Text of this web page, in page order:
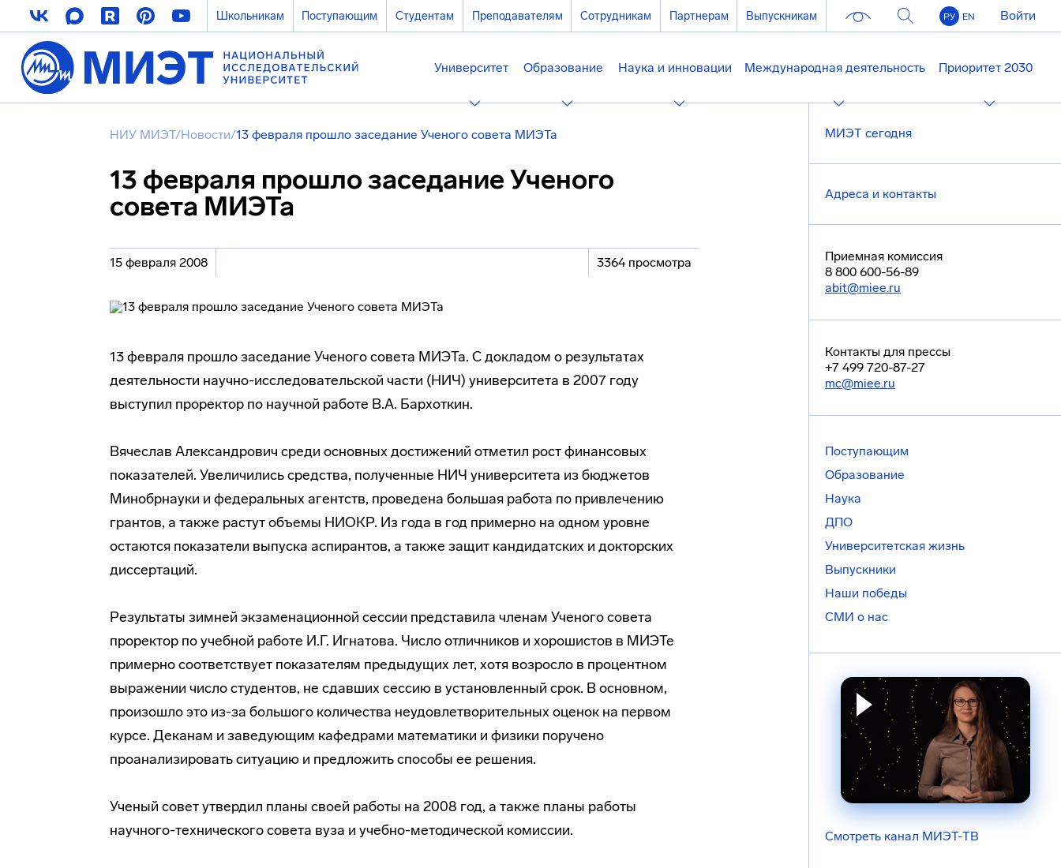
Школьникам Поступающим Студентам Преподавателям Сотрудникам Партнерам Выпускникам РУ EN Войти
Университет Образование Наука и инновации Международная деятельность Приоритет 2030
НИУ МИЭТ/Новости/13 февраля прошло заседание Ученого совета МИЭТа
13 февраля прошло заседание Ученого
совета МИЭТа
15 февраля 2008 3364 просмотра
13 февраля прошло заседание Ученого совета МИЭТа. С докладом о результатах
деятельности научно-исследовательской части (НИЧ) университета в 2007 году
выступил проректор по научной работе В.А. Бархоткин.
Вячеслав Александрович среди основных достижений отметил рост финансовых
показателей. Увеличились средства, полученные НИЧ университета из бюджетов
Минобрнауки и федеральных агентств, проведена большая работа по привлечению
грантов, а также растут объемы НИОКР. Из года в год примерно на одном уровне
остаются показатели выпуска аспирантов, а также защит кандидатских и докторских
диссертаций.
Результаты зимней экзаменационной сессии представила членам Ученого совета
проректор по учебной работе И.Г. Игнатова. Число отличников и хорошистов в МИЭТе
примерно соответствует показателям предыдущих лет, хотя возросло в процентном
выражении число студентов, не сдавших сессию в установленный срок. В основном,
произошло это из-за большого количества неудовлетворительных оценок на первом
курсе. Деканам и заведующим кафедрами математики и физики поручено
проанализировать ситуацию и предложить способы ее решения.
Ученый совет утвердил планы своей работы на 2008 год, а также планы работы
научного-техническогосовета вуза и учебно-методической комиссии.
МИЭТ сегодня
Адреса и контакты
Приемная комиссия
8 800 600-56-89
abit@miee.ru
Контакты для прессы
+7 499 720-87-27
mc@miee.ru
Поступающим
Образование
Наука
ДПО
Университетская жизнь
Выпускники
Наши победы
СМИ о нас
Смотреть канал МИЭТ-ТВ